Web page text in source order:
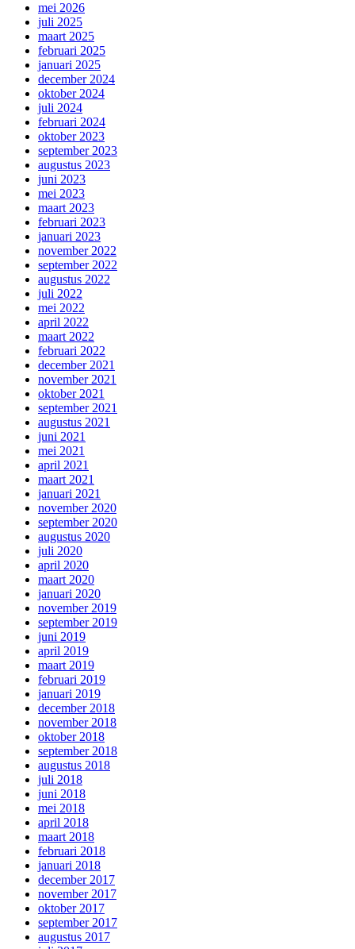
mei 2026
juli 2025
maart 2025
februari 2025
januari 2025
december 2024
oktober 2024
juli 2024
februari 2024
oktober 2023
september 2023
augustus 2023
juni 2023
mei 2023
maart 2023
februari 2023
januari 2023
november 2022
september 2022
augustus 2022
juli 2022
mei 2022
april 2022
maart 2022
februari 2022
december 2021
november 2021
oktober 2021
september 2021
augustus 2021
juni 2021
mei 2021
april 2021
maart 2021
januari 2021
november 2020
september 2020
augustus 2020
juli 2020
april 2020
maart 2020
januari 2020
november 2019
september 2019
juni 2019
april 2019
maart 2019
februari 2019
januari 2019
december 2018
november 2018
oktober 2018
september 2018
augustus 2018
juli 2018
juni 2018
mei 2018
april 2018
maart 2018
februari 2018
januari 2018
december 2017
november 2017
oktober 2017
september 2017
augustus 2017